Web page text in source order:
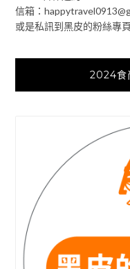
信箱：
或是私訊到黑皮的粉絲專頁
2024食